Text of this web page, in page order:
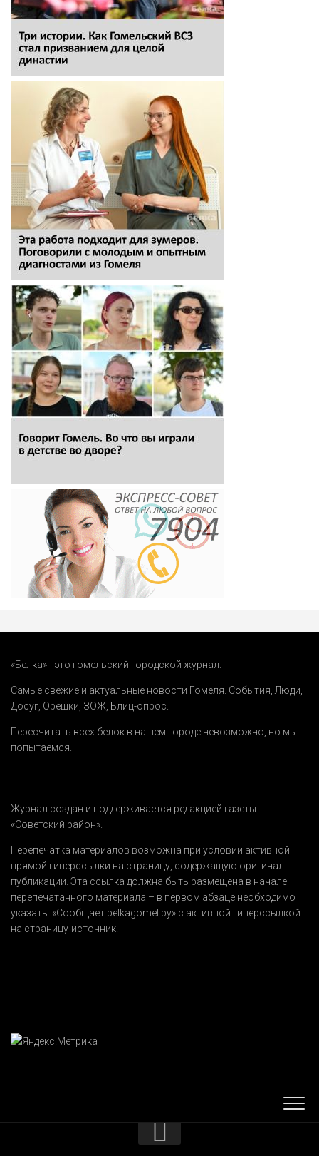
«Белка» - это гомельский городской журнал.
Самые свежие и актуальные новости Гомеля. События Люди
Досуг Орешки ЗОЖ Блиц-опрос
Пересчитать всех белок в нашем городе невозможно, но мы
попытаемся.
Журнал создан и поддерживается редакцией газеты
«Советский район».
Перепечатка материалов возможна при условии активной
прямой гиперссылки на страницу, содержащую оригинал
публикации. Эта ссылка должна быть размещена в начале
перепечатанного материала – в первом абзаце необходимо
указать: «Сообщает belkagomel.by» с активной гиперссылкой
на страницу-источник.